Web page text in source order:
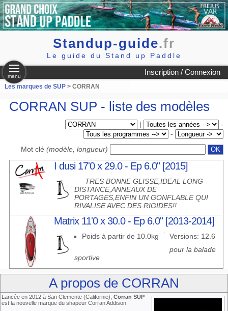
Standup-guide.fr
Le guide du Stand up Paddle
Inscription / Connexion
menu
Les marques de SUP> CORRAN
CORRAN SUP - liste des modèles
|
-
-
Mot clé(modèle, longueur)
I dusi 17'0 x 29.0 - Ep 6.0" [2015]
TRES BONNE GLISSE,IDEAL LONG
DISTANCE,ANNEAUX DE
PORTAGES,ENFIN UN GONFLABLE QUI
RIVALISE AVEC DES RIGIDES!!
Matrix 11'0 x 30.0 - Ep 6.0" [2013-2014]
Poids à partir de 10.0kg
Versions: 12.6
pour la balade
sportive
A propos de CORRAN
Lancée en 2012 à San Clemente (Californie), Corran SUP
est la nouvelle marque du shapeur Corran Addison.